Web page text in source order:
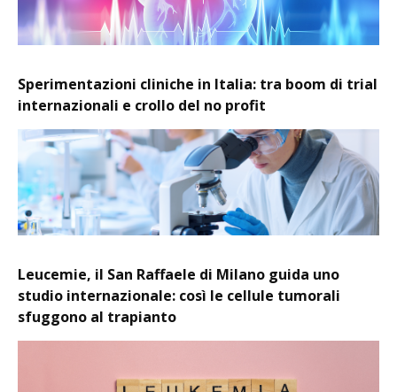
Sperimentazioni cliniche in Italia: tra boom di trial
internazionali e crollo del no profit
Leucemie, il San Raffaele di Milano guida uno
studio internazionale: così le cellule tumorali
sfuggono al trapianto